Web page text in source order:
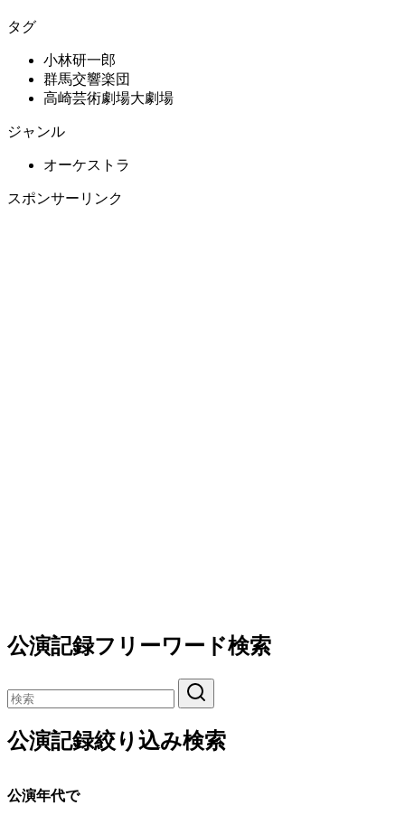
タグ
小林研一郎
群馬交響楽団
高崎芸術劇場大劇場
ジャンル
オーケストラ
スポンサーリンク
公演記録フリーワード検索
公演記録絞り込み検索
公演年代で